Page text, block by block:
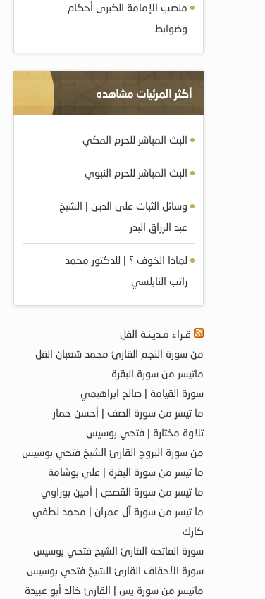
منصب الإمامة الكبرى أحكام
وضوابط
أكثر المرئيات مشاهده
البث المباشر للحرم المكي
البث المباشر للحرم النبوي
وسائل الثبات على الدين | الشيخ
عبد الرزاق البدر
لماذا الخوف ؟ | للدكتور محمد
راتب النابلسي
قـراء مـديـنـة القل
من سورة النجم القارئ محمد شعبان القل
ماتيسر من سورة البقرة
سورة القيامة | صالح ابراهيمي
ما تيسر من سورة الصف | أحسن حمار
تلاوة مختارة | فتحي بوسيس
من سورة البروج القارئ الشيخ فتحي بوسيس
ما تيسر من سورة البقرة | علي بوشامة
ما تيسر من سورة القصص | أمين بوراوي
ما تيسر من سورة آل عمران | محمد لطفي
كارك
سورة الفاتحة القارئ الشيخ فتحي بوسيس
سورة الأحقاف القارئ الشيخ فتحي بوسيس
ماتيسر من سورة يس | القارئ خالد أبو عبيدة